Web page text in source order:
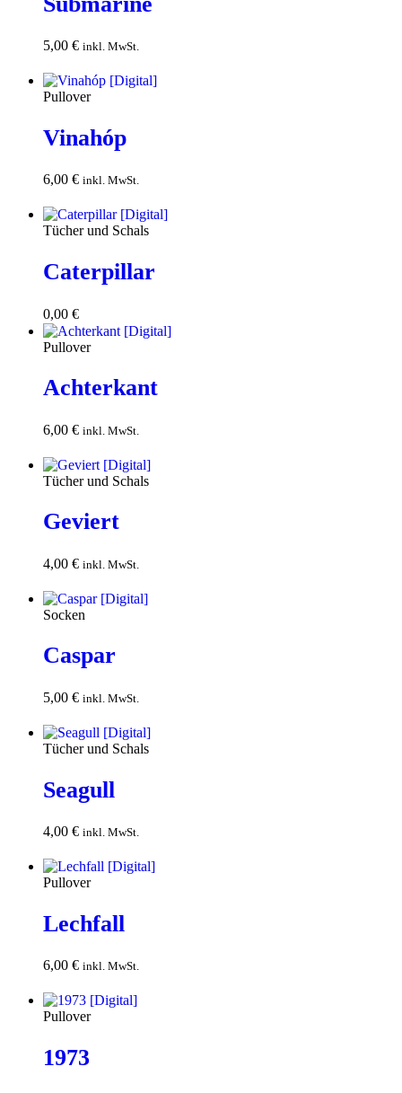
5,00 € inkl. MwSt.
Pullover
Vinahóp
6,00 € inkl. MwSt.
Tücher und Schals
Caterpillar
0,00 €
Pullover
Achterkant
6,00 € inkl. MwSt.
Tücher und Schals
Geviert
4,00 € inkl. MwSt.
Socken
Caspar
5,00 € inkl. MwSt.
Tücher und Schals
Seagull
4,00 € inkl. MwSt.
Pullover
Lechfall
6,00 € inkl. MwSt.
Pullover
1973